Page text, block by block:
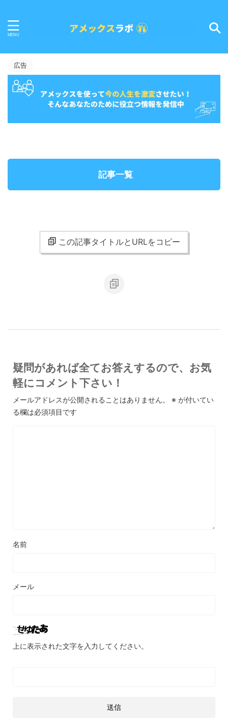
広告
記事一覧
この記事タイトルとURLをコピー
疑問があれば全てお答えするので、お気
軽にコメント下さい！
メールアドレスが公開されることはありません。 ※ が付いてい
る欄は必須項目です
名前
メール
上に表示された文字を入力してください。